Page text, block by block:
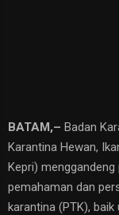
BATAM,– Badan
Karantina Hewan,
Kepri)
pemahaman dan
karantina (PTK),